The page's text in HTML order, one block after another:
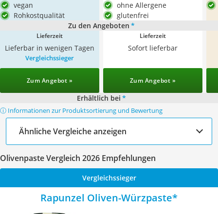
vegan
Rohkostqualität
ohne Allergene
glutenfrei
Zu den Angeboten *
Lieferzeit
Lieferbar in wenigen Tagen
Lieferzeit
Sofort lieferbar
Vergleichssieger
Zum Angebot » Zum Angebot »
Erhältlich bei *
ⓘ Informationen zur Produktsortierung und Bewertung
Ähnliche Vergleiche anzeigen
Olivenpaste Vergleich 2026 Empfehlungen
Vergleichssieger
Rapunzel Oliven-Würzpaste